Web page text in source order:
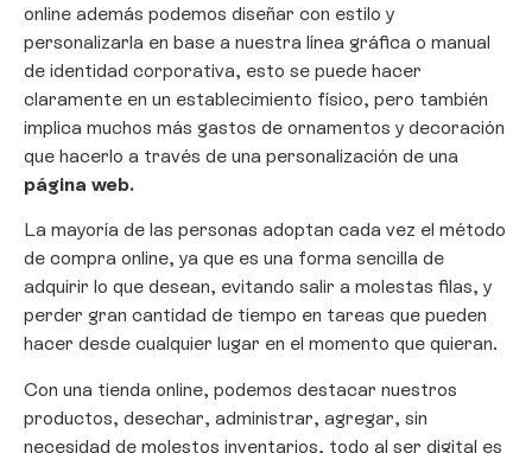
online además podemos diseñar con estilo y
personalizarla en base a nuestra línea gráfica o manual
de identidad corporativa, esto se puede hacer
claramente en un establecimiento físico, pero también
implica muchos más gastos de ornamentos y decoración
que hacerlo a través de una personalización de una
página web.
La mayoría de las personas adoptan cada vez el método
de compra online, ya que es una forma sencilla de
adquirir lo que desean, evitando salir a molestas filas, y
perder gran cantidad de tiempo en tareas que pueden
hacer desde cualquier lugar en el momento que quieran.
Con una tienda online, podemos destacar nuestros
productos, desechar, administrar, agregar, sin
necesidad de molestos inventarios, todo al ser digital es